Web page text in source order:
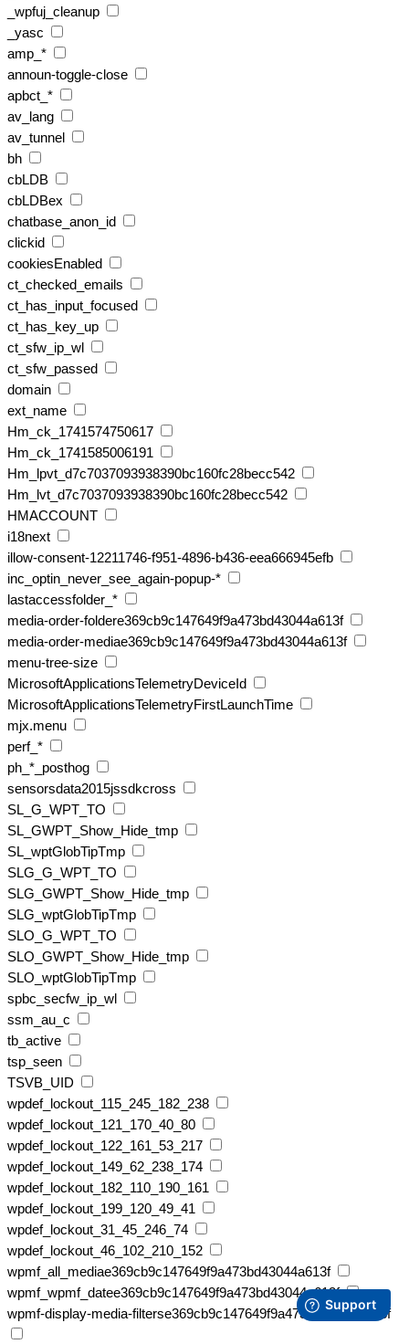
_wpfuj_cleanup
_yasc
amp_*
announ-toggle-close
apbct_*
av_lang
av_tunnel
bh
cbLDB
cbLDBex
chatbase_anon_id
clickid
cookiesEnabled
ct_checked_emails
ct_has_input_focused
ct_has_key_up
ct_sfw_ip_wl
ct_sfw_passed
domain
ext_name
Hm_ck_1741574750617
Hm_ck_1741585006191
Hm_lpvt_d7c7037093938390bc160fc28becc542
Hm_lvt_d7c7037093938390bc160fc28becc542
HMACCOUNT
i18next
illow-consent-12211746-f951-4896-b436-eea666945efb
inc_optin_never_see_again-popup-*
lastaccessfolder_*
media-order-foldere369cb9c147649f9a473bd43044a613f
media-order-mediae369cb9c147649f9a473bd43044a613f
menu-tree-size
MicrosoftApplicationsTelemetryDeviceId
MicrosoftApplicationsTelemetryFirstLaunchTime
mjx.menu
perf_*
ph_*_posthog
sensorsdata2015jssdkcross
SL_G_WPT_TO
SL_GWPT_Show_Hide_tmp
SL_wptGlobTipTmp
SLG_G_WPT_TO
SLG_GWPT_Show_Hide_tmp
SLG_wptGlobTipTmp
SLO_G_WPT_TO
SLO_GWPT_Show_Hide_tmp
SLO_wptGlobTipTmp
spbc_secfw_ip_wl
ssm_au_c
tb_active
tsp_seen
TSVB_UID
wpdef_lockout_115_245_182_238
wpdef_lockout_121_170_40_80
wpdef_lockout_122_161_53_217
wpdef_lockout_149_62_238_174
wpdef_lockout_182_110_190_161
wpdef_lockout_199_120_49_41
wpdef_lockout_31_45_246_74
wpdef_lockout_46_102_210_152
wpmf_all_mediae369cb9c147649f9a473bd43044a613f
wpmf_wpmf_datee369cb9c147649f9a473bd43044a613f
wpmf-display-media-filterse369cb9c147649f9a473bd43044a613f